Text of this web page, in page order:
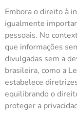
Embora o direito à
igualmente
pessoais. No
que informações
divulgadas sem a
brasileira, como a
estabelece
equilibrando o
proteger a